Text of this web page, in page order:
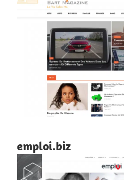
emploi.biz